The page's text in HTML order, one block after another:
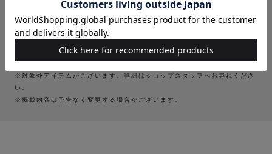
営業時間 : 月～土 午前10時～午後9時日・祝 午前
10時～午後8時30分
定休日 : 不定休
※対象外アイテムがございます。詳細はショップスタッフへお尋ねくださ
い。
※掲載内容は予告なく変更する場合がございます。